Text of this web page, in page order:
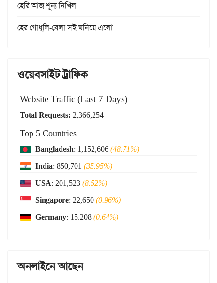
হেরি আজ শূন্য নিখিল
হের গোধূলি-বেলা সই ঘনিয়ে এলো
ওয়েবসাইট ট্রাফিক
Website Traffic (Last 7 Days)
Total Requests: 2,366,254
Top 5 Countries
Bangladesh: 1,152,606(48.71%)
India: 850,701 (35.95%)
USA: 201,523(8.52%)
Singapore: 22,650(0.96%)
Germany: 15,208(0.64%)
অনলাইনে আছেন